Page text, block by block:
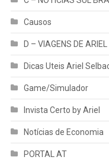
Causos
D – VIAGENS DE ARIEL
Dicas Uteis Ariel
Game/Simulador
Invista Certo by Ariel
Notícias de Economia
PORTAL AT